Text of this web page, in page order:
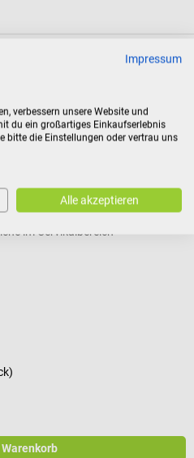
im Cervikalbereich
Impressum
verbessern unsere Website und
du ein großartiges Einkaufserlebnis
bitte die Einstellungen oder vertrau uns
Alle akzeptieren